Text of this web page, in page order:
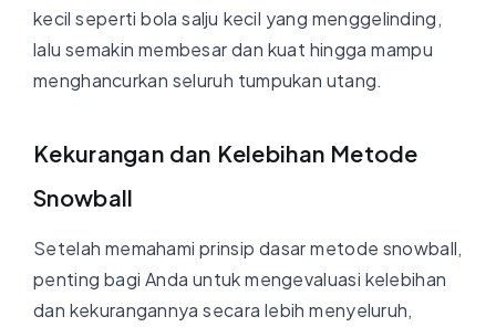
kecil seperti bola salju kecil yang menggelinding,
lalu semakin membesar dan kuat hingga mampu
menghancurkan seluruh tumpukan utang.
Kekurangan dan Kelebihan Metode
Snowball
Setelah memahami prinsip dasar metode snowball,
penting bagi Anda untuk mengevaluasi kelebihan
dan kekurangannya secara lebih menyeluruh,